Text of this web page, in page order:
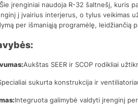
įrenginiai naudoja R-32 šaltnešį, kuris
į įvairius interjerus, o tylus veikimas
per išmaniąją programėlę,
Aukštas SEER ir SCOP rodikliai
sukurta konstrukcija ir
Integruota galimybė valdyti įrenginį